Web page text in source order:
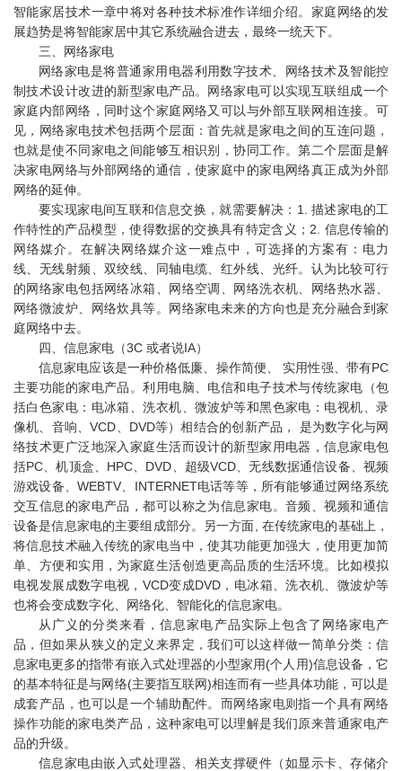
智能家居技术一章中将对各种技术标准作详细介绍。家庭网络的发
展趋势是将智能家居中其它系统融合进去，最终一统天下。
三、网络家电
网络家电是将普通家用电器利用数字技术、网络技术及智能控
制技术设计改进的新型家电产品。网络家电可以实现互联组成一个
家庭内部网络，同时这个家庭网络又可以与外部互联网相连接。可
见，网络家电技术包括两个层面：首先就是家电之间的互连问题，
也就是使不同家电之间能够互相识别，协同工作。第二个层面是解
决家电网络与外部网络的通信，使家庭中的家电网络真正成为外部
网络的延伸。
要实现家电间互联和信息交换，就需要解决：1. 描述家电的工
作特性的产品模型，使得数据的交换具有特定含义；2. 信息传输的
网络媒介。在解决网络媒介这一难点中，可选择的方案有：电力
线、无线射频、双绞线、同轴电缆、红外线、光纤。认为比较可行
的网络家电包括网络冰箱、网络空调、网络洗衣机、网络热水器、
网络微波炉、网络炊具等。网络家电未来的方向也是充分融合到家
庭网络中去。
四、信息家电（3C 或者说IA）
信息家电应该是一种价格低廉、操作简便、 实用性强、带有PC
主要功能的家电产品。利用电脑、电信和电子技术与传统家电（包
括白色家电：电冰箱、洗衣机、微波炉等和黑色家电：电视机、录
像机、音响、VCD、DVD等）相结合的创新产品， 是为数字化与网
络技术更广泛地深入家庭生活而设计的新型家用电器，信息家电包
括PC、机顶盒、HPC、DVD、超级VCD、无线数据通信设备、视频
游戏设备、WEBTV、INTERNET电话等等，所有能够通过网络系统
交互信息的家电产品，都可以称之为信息家电。音频、视频和通信
设备是信息家电的主要组成部分。另一方面, 在传统家电的基础上，
将信息技术融入传统的家电当中，使其功能更加强大，使用更加简
单、方便和实用，为家庭生活创造更高品质的生活环境。比如模拟
电视发展成数字电视，VCD变成DVD，电冰箱、洗衣机、微波炉等
也将会变成数字化、网络化、智能化的信息家电。
从广义的分类来看，信息家电产品实际上包含了网络家电产
品，但如果从狭义的定义来界定，我们可以这样做一简单分类：信
息家电更多的指带有嵌入式处理器的小型家用(个人用)信息设备，它
的基本特征是与网络(主要指互联网)相连而有一些具体功能，可以是
成套产品，也可以是一个辅助配件。而网络家电则指一个具有网络
操作功能的家电类产品，这种家电可以理解是我们原来普通家电产
品的升级。
信息家电由嵌入式处理器、相关支撑硬件（如显示卡、存储介